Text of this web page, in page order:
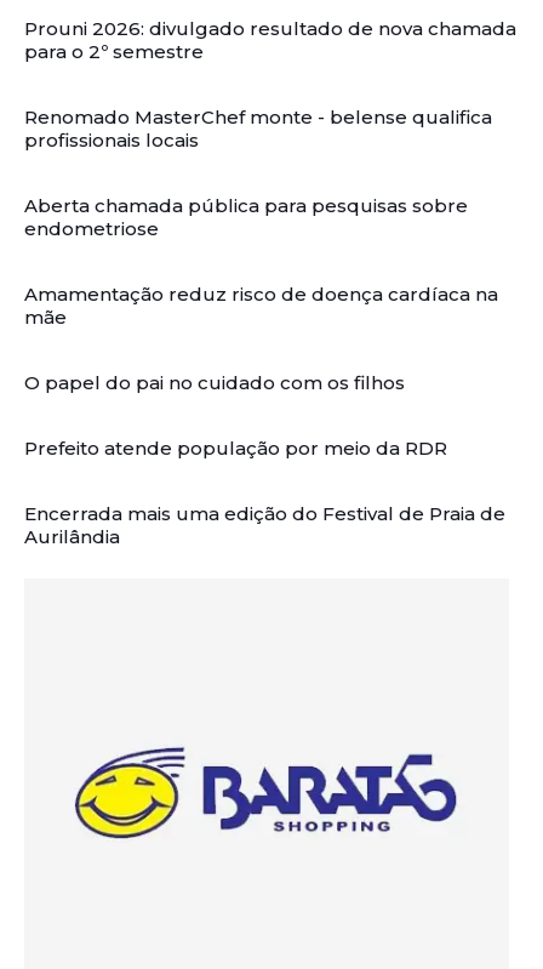
Prouni 2026: divulgado resultado de nova chamada
para o 2º semestre
Renomado MasterChef monte - belense qualifica
profissionais locais
Aberta chamada pública para pesquisas sobre
endometriose
Amamentação reduz risco de doença cardíaca na
mãe
O papel do pai no cuidado com os filhos
Prefeito atende população por meio da RDR
Encerrada mais uma edição do Festival de Praia de
Aurilândia
Artigos Relacionados: